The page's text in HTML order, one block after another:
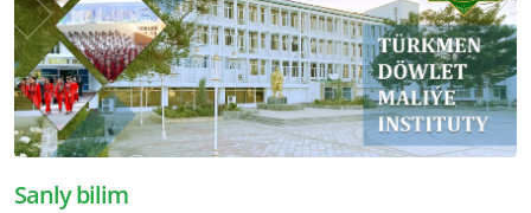
Sanly bilim